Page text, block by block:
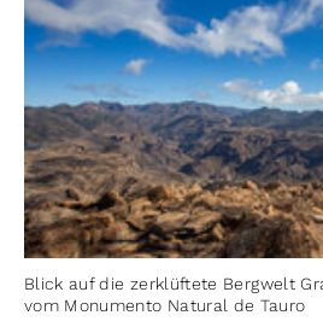
Blick auf die zerklüftete Bergwelt
vom Monumento Natural de Tauro